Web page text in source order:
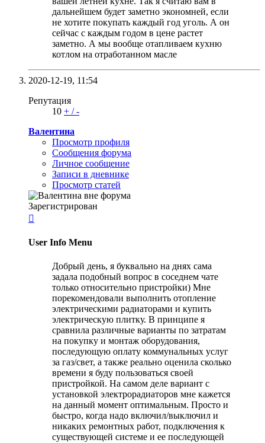
дальнейшем будет заметно экономней, если
не хотите покупать каждый год уголь. А он
сейчас с каждым годом в цене растет
заметно. А мы вообще отапливаем кухню
котлом на отработанном масле
2020-12-19, 11:54
Репутация
10 + /-
Валентина
Просмотр профиля
Сообщения форума
Личное сообщение
Записи в дневнике
Просмотр статей
Зарегистрирован

User Info Menu
Добрый день, я буквально на днях сама
задала подобный вопрос в соседнем чате
только относительно пристройки) Мне
порекомендовали выполнить отопление
электрическими радиаторами и купить
электрическую плитку. В принципе я
сравнила различные варианты по затратам
на покупку и монтаж оборудования,
последующую оплату коммунальных услуг
за газ/свет, а также реально оценила сколько
времени я буду пользоваться своей
пристройкой. На самом деле вариант с
установкой электрорадиаторов мне кажется
на данный момент оптимальным. Просто и
быстро, когда надо включил/выключил и
никаких ремонтных работ, подключения к
существующей системе и ее последующей